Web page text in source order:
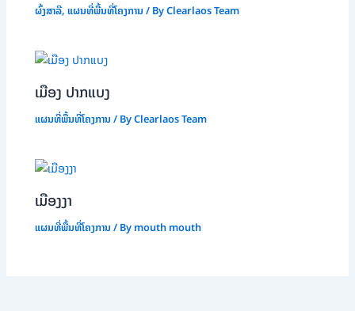
ຜົ້ງສາລີ,ແຜນທີ່ພື້ນທີ່ໂຄງການ/ ByClearlaos Team
ເມືອງ ປາກແບງ
ແຜນທີ່ພື້ນທີ່ໂຄງການ/ ByClearlaos Team
ເມືອງງາ
ແຜນທີ່ພື້ນທີ່ໂຄງການ/ Bymouth mouth